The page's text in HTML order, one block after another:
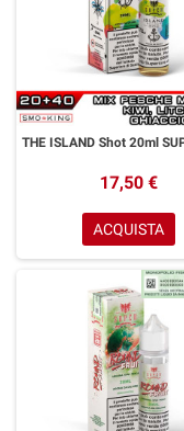
17,50 €
ACQUISTA